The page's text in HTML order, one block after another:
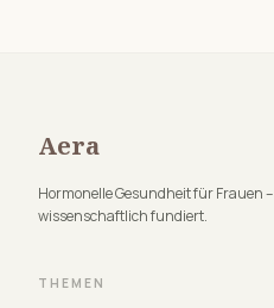
Aera
Hormonelle Gesundheit für Frauen –
wissenschaftlich fundiert.
THEMEN